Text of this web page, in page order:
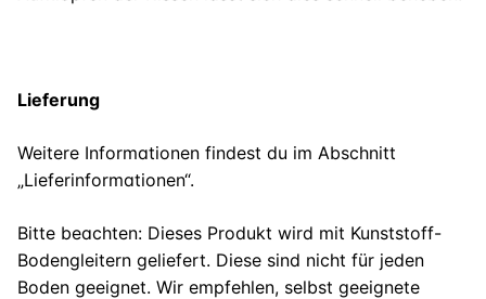
Lieferung
Weitere Informationen findest du im Abschnitt
„Lieferinformationen“.
Bitte beachten: Dieses Produkt wird mit Kunststoff-
Bodengleitern geliefert. Diese sind nicht für jeden
Boden geeignet. Wir empfehlen, selbst geeignete